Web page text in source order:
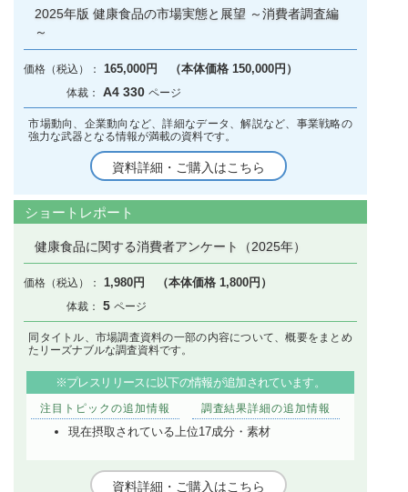
2025年版 健康食品の市場実態と展望 ～消費者調査編
～
165,000円 （本体価格 150,000円）
A4 330
市場動向、企業動向など、詳細なデータ、解説など、事業戦略の
強力な武器となる情報が満載の資料です。
資料詳細・ご購入はこちら
ショートレポート
健康食品に関する消費者アンケート（2025年）
1,980円 （本体価格 1,800円）
5
同タイトル、市場調査資料の一部の内容について、概要をまとめ
たリーズナブルな調査資料です。
※プレスリリースに以下の情報が追加されています。
注目トピックの追加情報 調査結果詳細の追加情報
現在摂取されている上位17成分・素材
資料詳細・ご購入はこちら